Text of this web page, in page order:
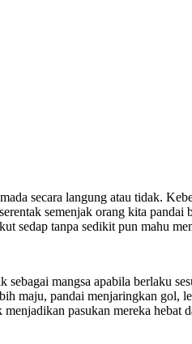
secara langung atau tidak.
semenjak orang kita
sedap tanpa sedikit pun mahu
mangsa apabila berlaku
maju, pandai menjaringkan gol,
pasukan mereka